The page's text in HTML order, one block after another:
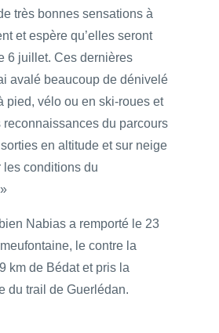
très bonnes sensations à
et espère qu’elles seront
6 juillet. Ces dernières
avalé beaucoup de dénivelé
pied, vélo ou en ski-roues et
reconnaissances du parcours
en altitude et sur neige
les conditions du
Nabias a remporté le 23
le contre la
km de Bédat et pris la
du trail de Guerlédan.